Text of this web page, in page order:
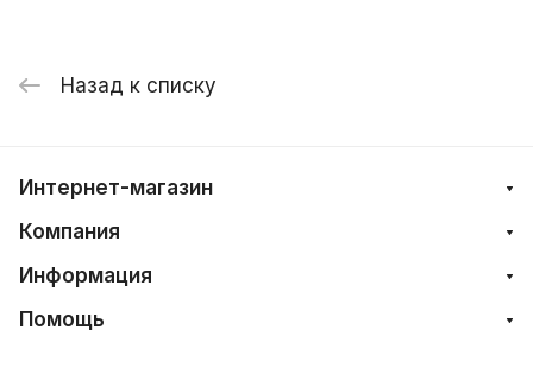
Назад к списку
Интернет-магазин
Компания
Информация
Помощь